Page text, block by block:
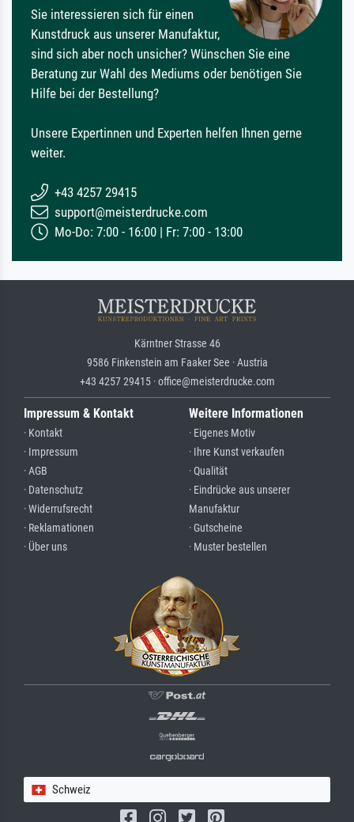
Sie interessieren sich für einen
Kunstdruck aus unserer Manufaktur,
sind sich aber noch unsicher? Wünschen Sie eine
Beratung zur Wahl des Mediums oder benötigen Sie
Hilfe bei der Bestellung?
Unsere Expertinnen und Experten helfen Ihnen gerne
weiter.
+43 4257 29415
support@meisterdrucke.com
Mo-Do: 7:00 - 16:00 | Fr: 7:00 - 13:00
Kärntner Strasse 46
9586 Finkenstein am Faaker See · Austria
+43 4257 29415 · office@meisterdrucke.com
Impressum & Kontakt
· Kontakt
· Impressum
· AGB
· Datenschutz
· Widerrufsrecht
· Reklamationen
· Über uns
Weitere Informationen
· Eigenes Motiv
· Ihre Kunst verkaufen
· Qualität
· Eindrücke aus unserer
Manufaktur
· Gutscheine
· Muster bestellen
Schweiz